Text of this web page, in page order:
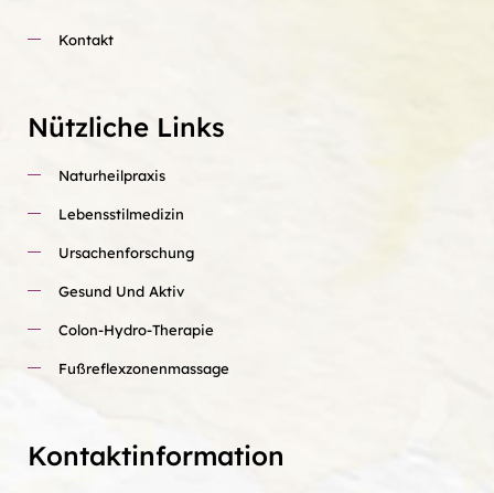
Kontakt
Nützliche Links
Naturheilpraxis
Lebensstilmedizin
Ursachenforschung
Gesund Und Aktiv
Colon-Hydro-Therapie
Fußreflexzonenmassage
Kontaktinformation